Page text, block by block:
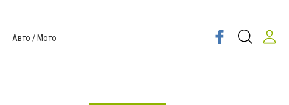
Авто / Мото